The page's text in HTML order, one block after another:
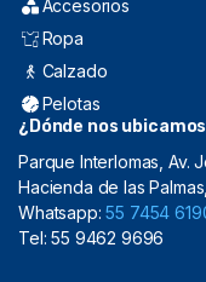
Accesorios
Ropa
Calzado
Pelotas
¿Dónde nos
Parque Interlomas, Av.
Hacienda de las
Whatsapp:55 7454
Tel: 55 9462 9696